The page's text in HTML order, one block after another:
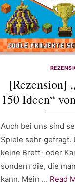
[Rezension]
150 Ideen“
Auch bei uns sind
Spiele sehr gefragt.
keine Brett- oder
sondern die, die
kann. Mein … Read